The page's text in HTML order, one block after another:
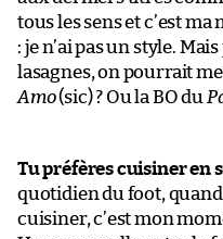
tous les sens et c’est
: je n’ai pas un style.
lasagnes, on pourrait
Amo(sic) ? Ou la BO du
Tu préfères cuisiner en
quotidien du foot,
cuisiner, c’est mon